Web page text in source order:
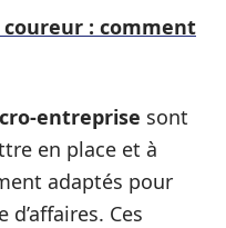
: comment
entreprise sont
en place et à
adaptés pour
Ces